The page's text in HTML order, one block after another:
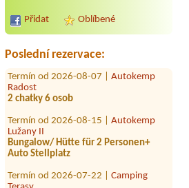
Přidat Oblíbené
Poslední rezervace:
Termín od 2026-08-03 |
5b
Termín od 2026-08-07 |
Radost
2 chatky 6 osob
Termín od 2026-08-15 |
Lužany II
Bungalow/ Hütte für 2 Personen+
Auto Stellplatz
Termín od 2026-07-22 |
Terasy
4l chata
restaurace